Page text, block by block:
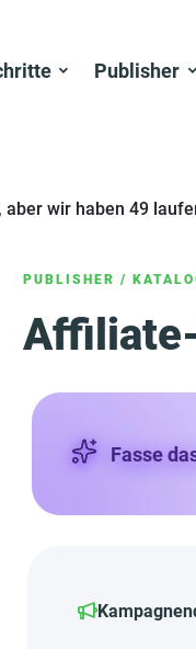
Publisher
wir haben 49
PUBLISHER /
Fasse